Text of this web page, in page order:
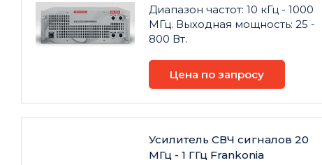
Диапазон частот: 10 кГц - 1000
МГц. Выходная мощность: 25 -
800 Вт.
Цена по запросу
Усилитель СВЧ сигналов 20
МГц - 1 ГГц Frankonia